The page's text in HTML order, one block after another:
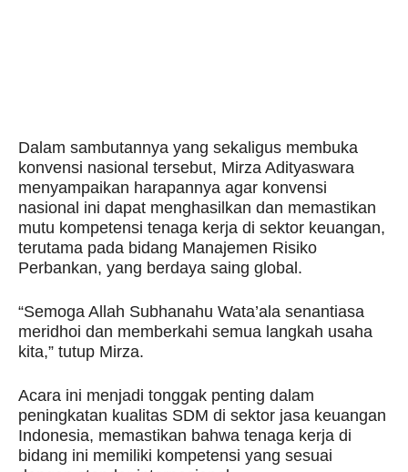
Dalam sambutannya yang sekaligus membuka
konvensi nasional tersebut, Mirza Adityaswara
menyampaikan harapannya agar konvensi
nasional ini dapat menghasilkan dan memastikan
mutu kompetensi tenaga kerja di sektor keuangan,
terutama pada bidang Manajemen Risiko
Perbankan, yang berdaya saing global.
“Semoga Allah Subhanahu Wata’ala senantiasa
meridhoi dan memberkahi semua langkah usaha
kita,” tutup Mirza.
Acara ini menjadi tonggak penting dalam
peningkatan kualitas SDM di sektor jasa keuangan
Indonesia, memastikan bahwa tenaga kerja di
bidang ini memiliki kompetensi yang sesuai